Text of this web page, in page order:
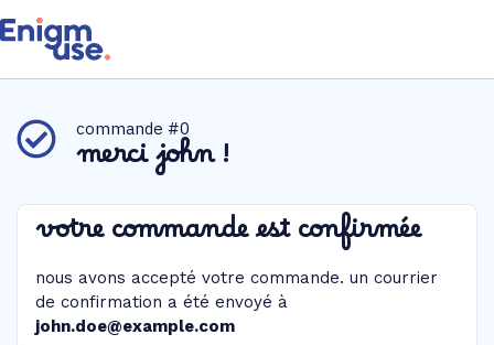
commande #0
merci john !
votre commande est confirmée
nous avons accepté votre commande. un courrier
de confirmation a été envoyé à
john.doe@example.com